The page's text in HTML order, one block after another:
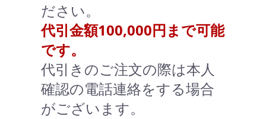
ださい。
代引金額100,000円まで可能
です。
代引きのご注文の際は本人
確認の電話連絡をする場合
がございます。